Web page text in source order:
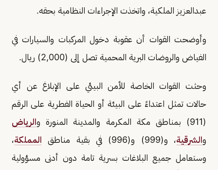
عبدالعزيز الملكية، واتخذت الإجراءات النظامية بحقه.
وأوضحت القوات أن عقوبة دخول المركبات والسيارات في
الفياض والروضات البرية المحمية تصل إلى (2,000) ريال.
وحثت القوات الخاصة للأمن البيئي على الإبلاغ عن أي
حالات تمثل اعتداءً على البيئة أو الحياة الفطرية على الرقم
(911) بمناطق مكة المكرمة والمدينة المنورة و
الرياض
والشرقية، و(999) و(996) في بقية مناطق المملكة،
وستعامل جميع البلاغات بسرية تامة دون أدنى مسؤولية